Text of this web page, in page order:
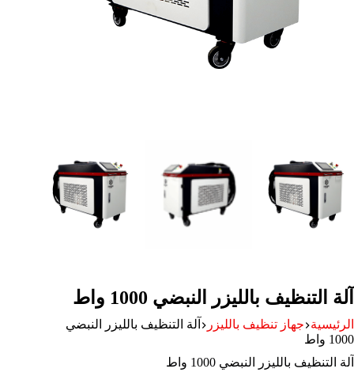
آلة التنظيف بالليزر النبضي 1000 واط
الرئيسية جهاز تنظيف بالليزر
آلة التنظيف بالليزر النبضي
1000 واط
آلة التنظيف بالليزر النبضي 1000 واط